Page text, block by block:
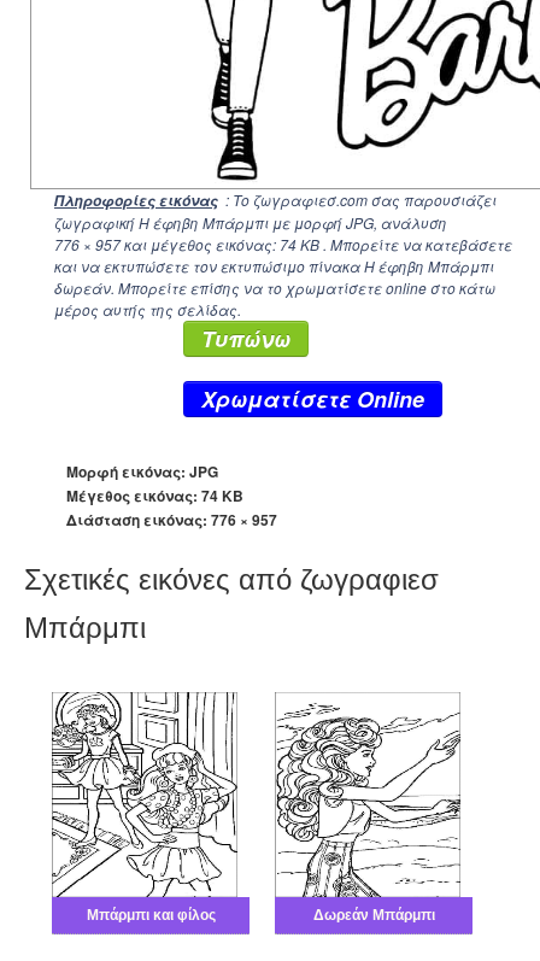
Πληροφορίες εικόνας : Το ζωγραφιεσ.com σας παρουσιάζει
ζωγραφική Η έφηβη Μπάρμπι με μορφή JPG, ανάλυση
776 × 957και μέγεθος εικόνας: 74 KB . Μπορείτε να κατεβάσετε
και να εκτυπώσετε τον εκτυπώσιμο πίνακα Η έφηβη Μπάρμπι
δωρεάν. Μπορείτε επίσης να το χρωματίσετε online στο κάτω
μέρος αυτής της σελίδας.
Τυπώνω
Xρωματίσετε Online
Μορφή εικόνας: JPG
Μέγεθος εικόνας: 74 KB
Διάσταση εικόνας: 776 × 957
Σχετικές εικόνες από ζωγραφιεσ
Μπάρμπι
Μπάρμπι και φίλος Δωρεάν Μπάρμπι